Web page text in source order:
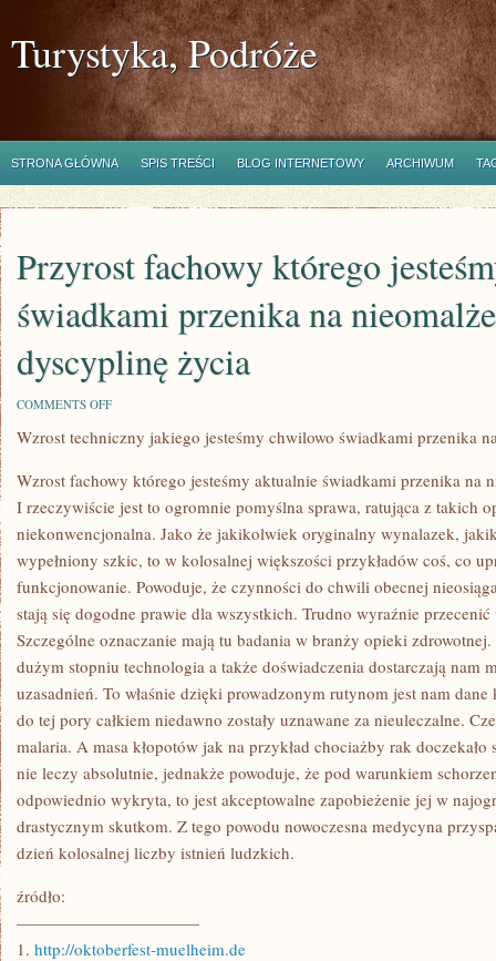
Turystyka, Podróże
STRONA GŁÓWNA SPIS TREŚCI BLOG INTERNETOWY ARCHIWUM
Przyrost fachowy którego
świadkami przenika na
dyscyplinę życia
COMMENTS OFFON
FACHOWY
KTÓREGO
CHWILOWO
ŚWIADKAMI
PRZENIKA
NA
NIEOMALŻE
KAŻDĄ
DYSCYPLINĘ
Wzrost techniczny jakiego jesteśmy chwilowo świadkami przenika
Wzrost fachowy którego jesteśmy aktualnie świadkami przenika na
I rzeczywiście jest to ogromnie pomyślna sprawa, ratująca z takich
niekonwencjonalna. Jako że jakikolwiek oryginalny wynalazek,
wypełniony szkic, to w kolosalnej większości przykładów coś, co
funkcjonowanie. Powoduje, że czynności do chwili obecnej
stają się dogodne prawie dla wszystkich. Trudno wyraźnie
Szczególne oznaczanie mają tu badania w branży opieki
dużym stopniu technologia a także doświadczenia dostarczają nam
uzasadnień. To właśnie dzięki prowadzonym rutynom jest nam
do tej pory całkiem niedawno zostały uznawane za nieuleczalne.
malaria. A masa kłopotów jak na przykład chociażby rak
nie leczy absolutnie, jednakże powoduje, że pod warunkiem
odpowiednio wykryta, to jest akceptowalne zapobieżenie jej w
drastycznym skutkom. Z tego powodu nowoczesna medycyna
dzień kolosalnej liczby istnień ludzkich.
źródło:
———————————
1. http://oktoberfest-muelheim.de